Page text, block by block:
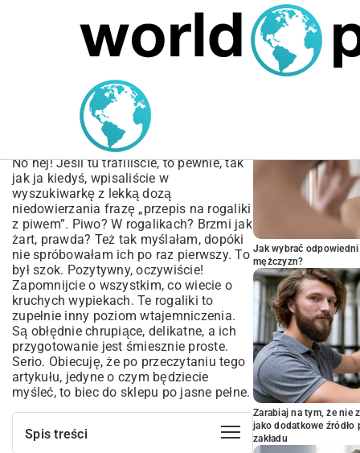
MARIUSZ ŁAMAGA 06.10.2025
Przepis na Rogaliki z
Piwem – Kruche, Pyszne i
No hej! Jeśli tu trafiliście, to pewnie, tak
jak ja kiedyś, wpisaliście w
wyszukiwarkę z lekką dozą
niedowierzania frazę „przepis na rogaliki
z piwem”. Piwo? W rogalikach? Brzmi jak
żart, prawda? Też tak myślałam, dopóki
nie spróbowałam ich po raz pierwszy. To
był szok. Pozytywny, oczywiście!
Zapomnijcie o wszystkim, co wiecie o
kruchych wypiekach. Te rogaliki to
zupełnie inny poziom wtajemniczenia.
Są obłędnie chrupiące, delikatne, a ich
przygotowanie jest śmiesznie proste.
Serio. Obiecuję, że po przeczytaniu tego
artykułu, jedyne o czym będziecie
myśleć, to biec do sklepu po jasne pełne.
Spis treści
Jak wybrać
mężczyzn?
Zarabiaj na tym, że nie
jako dodatkowe
zakładu